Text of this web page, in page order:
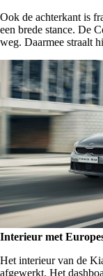
Ook de achterkant is
een brede stance. De
weg. Daarmee straalt
Interieur met
Het interieur van de
afgewerkt. Het